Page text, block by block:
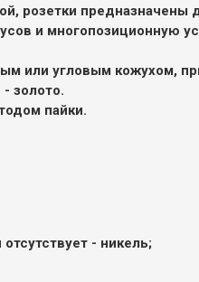
розетки предназначены
и многопозиционную
или угловым кожухом,
золото.
пайки.
- никель;